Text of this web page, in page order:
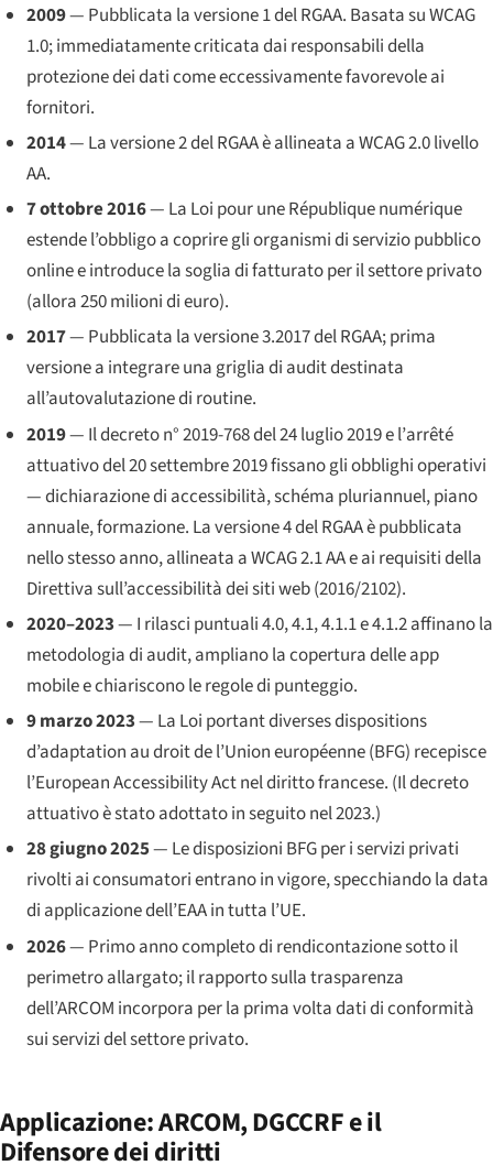
2009— Pubblicata la versione 1 del RGAA. Basata su WCAG
1.0; immediatamente criticata dai responsabili della
protezione dei dati come eccessivamente favorevole ai
fornitori.
2014— La versione 2 del RGAA è allineata a WCAG 2.0 livello
AA.
7 ottobre 2016— La Loi pour une République numérique
estende l’obbligo a coprire gli organismi di servizio pubblico
online e introduce la soglia di fatturato per il settore privato
(allora 250 milioni di euro).
2017— Pubblicata la versione 3.2017 del RGAA; prima
versione a integrare una griglia di audit destinata
all’autovalutazione di routine.
2019— Il decreto n° 2019-768 del 24 luglio 2019 e l’arrêté
attuativo del 20 settembre 2019 fissano gli obblighi operativi
— dichiarazione di accessibilità,schéma pluriannuel, piano
annuale, formazione. La versione 4 del RGAA è pubblicata
nello stesso anno, allineata a WCAG 2.1 AA e ai requisiti della
Direttiva sull’accessibilità dei siti web (2016/2102).
2020–2023— I rilasci puntuali 4.0, 4.1, 4.1.1 e 4.1.2 affinano la
metodologia di audit, ampliano la copertura delle app
mobile e chiariscono le regole di punteggio.
9 marzo 2023— La Loi portant diverses dispositions
d’adaptation au droit de l’Union européenne(BFG) recepisce
l’European Accessibility Act nel diritto francese. (Il decreto
attuativo è stato adottato in seguito nel 2023.)
28 giugno 2025— Le disposizioni BFG per i servizi privati
rivolti ai consumatori entrano in vigore, specchiando la data
di applicazione dell’EAA in tutta l’UE.
2026— Primo anno completo di rendicontazione sotto il
perimetro allargato; il rapporto sulla trasparenza
dell’ARCOM incorpora per la prima volta dati di conformità
sui servizi del settore privato.
Applicazione: ARCOM, DGCCRF e il
Difensore dei diritti